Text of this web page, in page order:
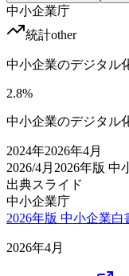
中小企業庁
統計other
中小企業のデジタル
2.8%
中小企業のデジタル
2024年2026年4月
2026/4月 2026年版 中
出典スライド
中小企業庁
2026年版 中小企業
2026年4月